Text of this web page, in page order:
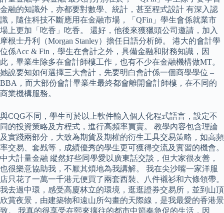
金融的知識外，亦都要對數學、統計，甚至程式設計 有深入認
識，隨住科技不斷應用在金融市場，「QFin」學生會係就業市
場上更加「吃香」吃香。 還好，他後來獲獵頭公司邀請，加入
摩根士丹利（Morgan Stanley）擔任日語分析師。 港大的會計學
位係Acc & Fin，學生在會計之外，具備金融和財務知識，因
此，畢業生除多在會計師樓工作，也有不少在金融機構做MT。
她說要知如何選擇三大會計，先要明白會計係一個商學學位 –
BBA，而大部份會計畢業生最終都會離開會計師樓，在不同的
商業機構服務。
與CQG不同，學生可於以上軟件輸入個人化程式語言，設定不
同的投資策略及方程式，進行高頻率買賣。 教學內容包含理論
及實踐兩部分，大致為期貨及期權的衍生工具交易策略，如高頻
率交易、套戥等，成績優秀的學生更可獲得交流及實習的機會。
中大計量金融 縱然好些同學愛以廣東話交談，但大家很友善，
也很樂意協助我，不厭其煩地為我講解。 我在尖沙嘴一家洋服
店只花了一萬一千港元便買了兩套西裝、八件襯衫和六條領帶。
我去過中環，感受高廈林立的環境，逛逛證券交易所，並到山頂
欣賞夜景，由建築物和遠山所勾畫的天際線，是我最愛的香港景
致。 我真的很享受在熙來攘往的都市中節奏急促的生活，因